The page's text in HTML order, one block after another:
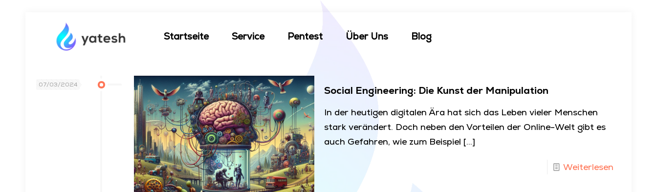
Startseite Service Pentest Über Uns Blog
07/03/2024 Social Engineering: Die Kunst der Manipulation
In der heutigen digitalen Ära hat sich das Leben vieler Menschen
stark verändert. Doch neben den Vorteilen der Online-Welt gibt es
auch Gefahren, wie zum Beispiel […]
Weiterlesen